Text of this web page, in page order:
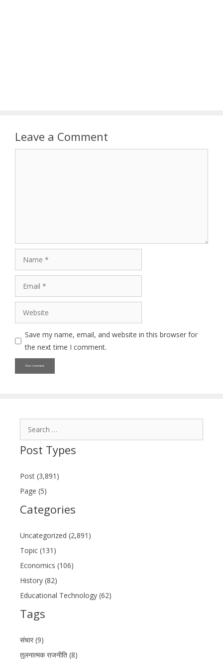
Leave a Comment
Website
Save my name, email, and website in this browser for
the next time I comment.
Post Types
Post (3,891)
Page (5)
Categories
Uncategorized (2,891)
Topic (131)
Economics (106)
History (82)
Educational Technology (62)
Tags
संचार (9)
तुलनात्मक राजनीति (8)